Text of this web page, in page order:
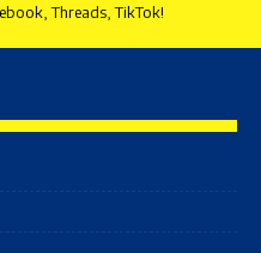
Threads, TikTok!